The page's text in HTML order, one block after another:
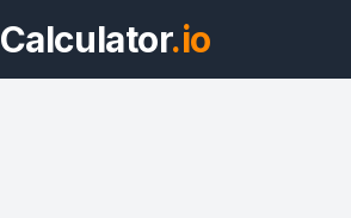
Calculator.io